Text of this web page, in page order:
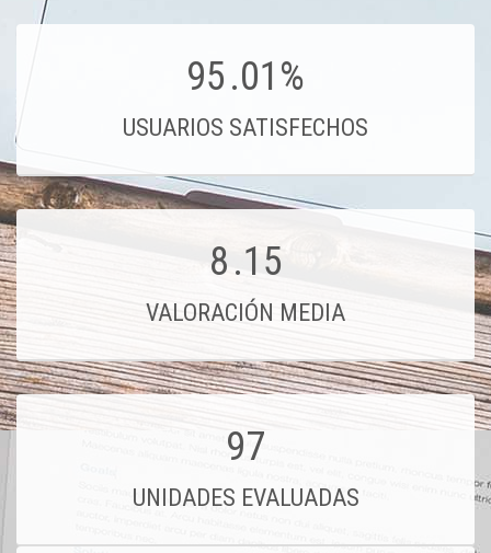
95.01%
USUARIOS SATISFECHOS
8.15
VALORACIÓN MEDIA
97
UNIDADES EVALUADAS